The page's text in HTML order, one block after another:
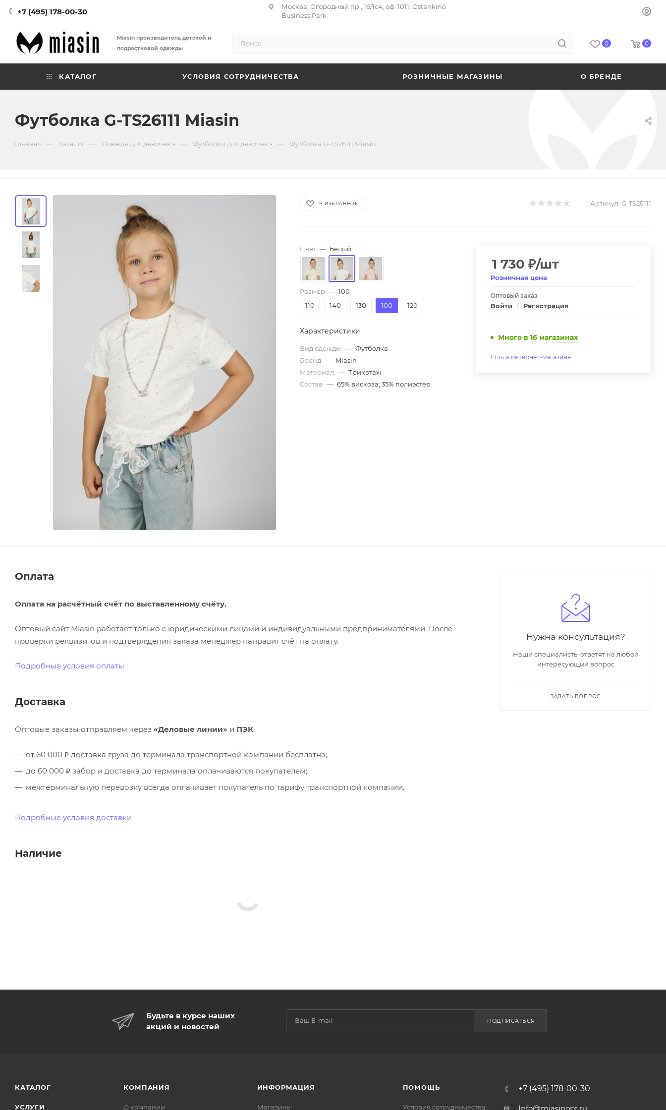
+7 (495) 178-00-30
Москва, Огородный пр., 16/1с4, оф. 1011, Ostankino
Business Park
Miasin производитель детской и
подростковой одежды
0 0
КАТАЛОГ УСЛОВИЯ СОТРУДНИЧЕСТВА РОЗНИЧНЫЕ МАГАЗИНЫ О БРЕНДЕ
Футболка G-TS26111 Miasin
Главная Каталог Одежда для девочек Футболки для девочек Футболка G-TS26111 Miasin
В ИЗБРАННОЕ Артикул: G-TS26111
Цвет — Белый
Размер — 100
110
140 130 100 120
Характеристики
Вид одежды — Футболка
Бренд — Miasin
Материал — Трикотаж
Состав — 65% вискоза; 35% полиэстер
1 730 ₽/шт
Розничная цена
Оптовый заказ
Войти / Регистрация
Много в 16 магазинах
Есть в интернет-магазине
Оплата
Оплата на расчётный счёт по выставленному счёту.
Оптовый сайт Miasin работает только с юридическими лицами и индивидуальными предпринимателями. После
проверки реквизитов и подтверждения заказа менеджер направит счёт на оплату.
Подробные условия оплаты
Доставка
Оптовые заказы отправляем через «Деловые линии» и ПЭК.
от 60 000 ₽ доставка груза до терминала транспортной компании бесплатна;
до 60 000 ₽ забор и доставка до терминала оплачиваются покупателем;
межтерминальную перевозку всегда оплачивает покупатель по тарифу транспортной компании.
Подробные условия доставки
Наличие
Нужна консультация?
Наши специалисты ответят на любой
интересующий вопрос
ЗАДАТЬ ВОПРОС
Будьте в курсе наших
акций и новостей
ПОДПИСАТЬСЯ
КАТАЛОГ
УСЛУГИ
КОМПАНИЯ
О компании
ИНФОРМАЦИЯ
Магазины
ПОМОЩЬ
Условия сотрудничества
+7 (495) 178-00-30